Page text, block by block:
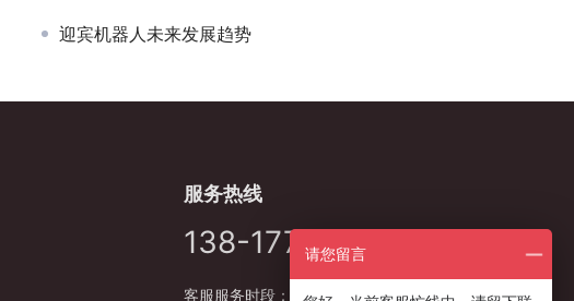
迎宾机器人未来发展趋势
服务热线
138-1778-5627
客服服务时段：周一至周五，9:00 -
请您留言